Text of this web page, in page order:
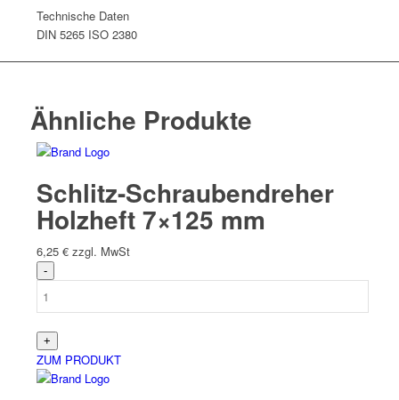
Technische Daten
DIN 5265 ISO 2380
Ähnliche Produkte
Schlitz-Schraubendreher
Holzheft 7×125 mm
6,25 € zzgl. MwSt
ZUM PRODUKT